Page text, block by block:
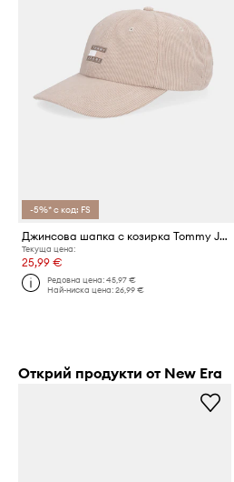
-5%* с код: FS
Джинсова шапка с козирка Tommy Jeans
Текуща цена:
25,99 €
Редовна цена:45,97 €
Най-ниска цена:26,99 €
Открий продукти от New Era